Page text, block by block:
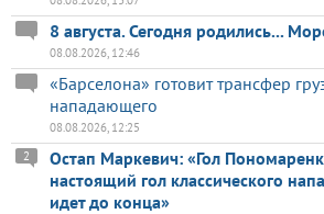
8 августа. Сегодня родились...
08.08.2026, 12:46
«Барселона» готовит трансфер
нападающего
08.08.2026, 12:25
Остап Маркевич: «Гол
настоящий гол классического
идет до конца»
2